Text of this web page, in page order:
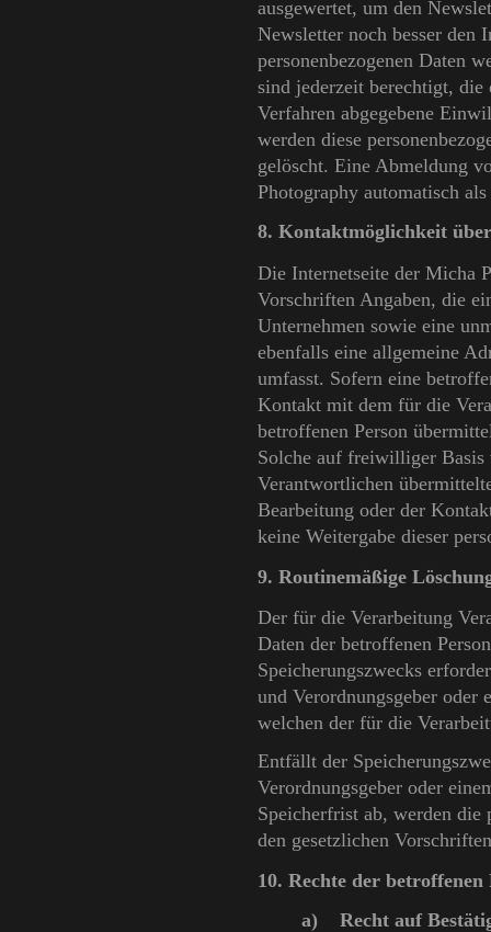
ausgewertet, um den
Newsletter noch besser den
personenbezogenen Daten
sind jederzeit berechtigt, die
Verfahren abgegebene
werden diese
gelöscht. Eine Abmeldung
Photography automatisch
8. Kontaktmöglichkeit
Die Internetseite der Micha
Vorschriften Angaben, die
Unternehmen sowie eine
ebenfalls eine allgemeine
umfasst. Sofern eine
Kontakt mit dem für die
betroffenen Person
Solche auf freiwilliger Basis
Verantwortlichen
Bearbeitung oder der
keine Weitergabe dieser
9. Routinemäßige
Der für die Verarbeitung
Daten der betroffenen
Speicherungszwecks
und Verordnungsgeber oder
welchen der für die
Entfällt der
Verordnungsgeber oder
Speicherfrist ab, werden die
den gesetzlichen
10. Rechte der betroffenen
a) Recht auf